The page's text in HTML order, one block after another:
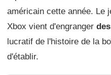
américain cette année. Le
Xbox vient d'engranger
lucratif de l'histoire de la
d'établir.